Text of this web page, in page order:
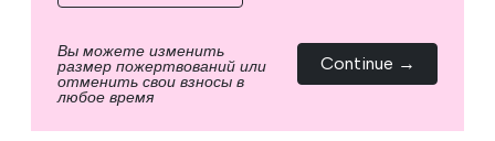
Вы можете изменить
размер пожертвований или
отменить свои взносы в
любое время
Continue →